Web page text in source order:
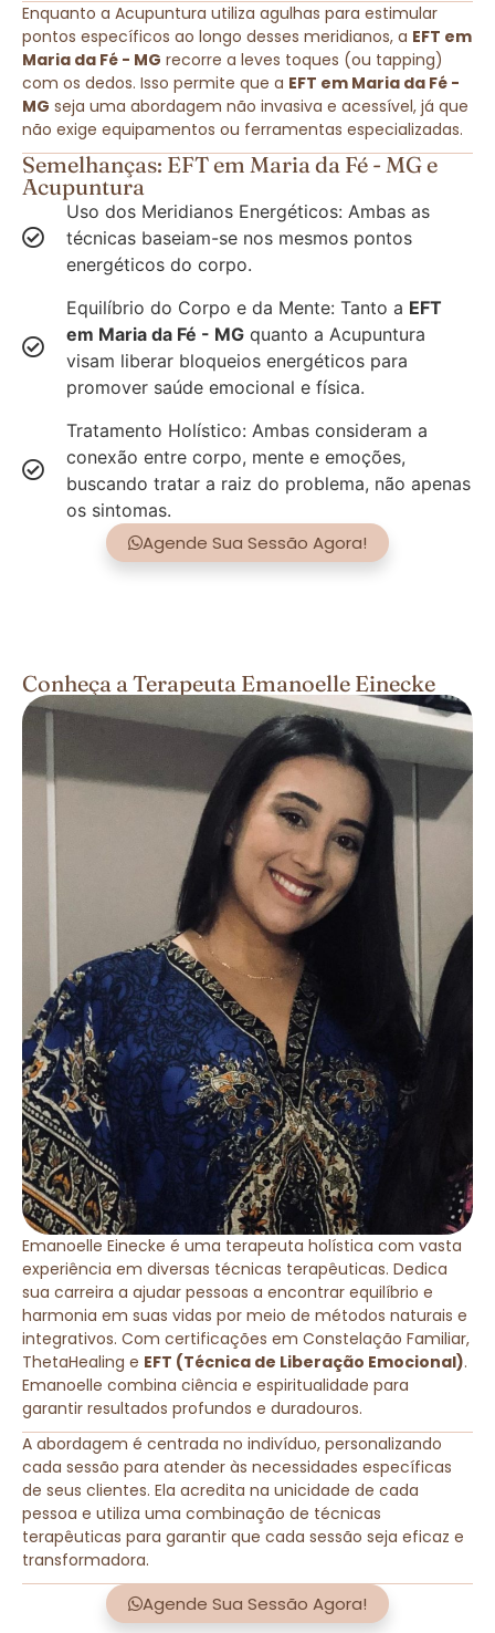
Enquanto a Acupuntura utiliza agulhas para estimular
pontos específicos ao longo desses meridianos, a EFT em
Maria da Fé - MG recorre a leves toques (ou tapping)
com os dedos. Isso permite que a EFT em Maria da Fé -
MG seja uma abordagem não invasiva e acessível, já que
não exige equipamentos ou ferramentas especializadas.
Semelhanças: EFT em Maria da Fé - MG e
Acupuntura
Uso dos Meridianos Energéticos: Ambas as
técnicas baseiam-se nos mesmos pontos
energéticos do corpo.
Equilíbrio do Corpo e da Mente: Tanto a EFT
em Maria da Fé - MG quanto a Acupuntura
visam liberar bloqueios energéticos para
promover saúde emocional e física.
Tratamento Holístico: Ambas consideram a
conexão entre corpo, mente e emoções,
buscando tratar a raiz do problema, não apenas
os sintomas.
Agende Sua Sessão Agora!
Conheça a Terapeuta Emanoelle Einecke
Emanoelle Einecke é uma terapeuta holística com vasta
experiência em diversas técnicas terapêuticas. Dedica
sua carreira a ajudar pessoas a encontrar equilíbrio e
harmonia em suas vidas por meio de métodos naturais e
integrativos. Com certificações em Constelação Familiar,
ThetaHealing e EFT (Técnica de Liberação Emocional).
Emanoelle combina ciência e espiritualidade para
garantir resultados profundos e duradouros.
A abordagem é centrada no indivíduo, personalizando
cada sessão para atender às necessidades específicas
de seus clientes. Ela acredita na unicidade de cada
pessoa e utiliza uma combinação de técnicas
terapêuticas para garantir que cada sessão seja eficaz e
transformadora.
Agende Sua Sessão Agora!